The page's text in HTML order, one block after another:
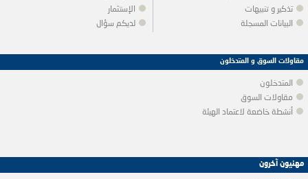
الإستثمار
لديكم سؤال
تذكير و تنبيهات
البيانات المسجلة
مقاولات السوق و المتدخلون
المتدخلون
مقاولات السوق
أنشطة خاضعة لاعتماد الهيئة
مهنيون آخرون